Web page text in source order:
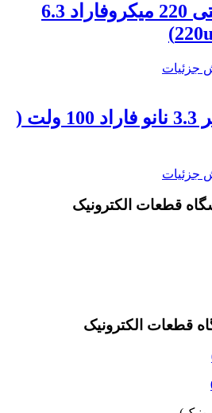
خازن الکترولیتی 220 میکروفاراد 6.3
جزئیات
خازن پلی استر 3.3 نانو فاراد 100 ولت (
جزئیات
قطعات الکترونیک
قطعات الکترونیک